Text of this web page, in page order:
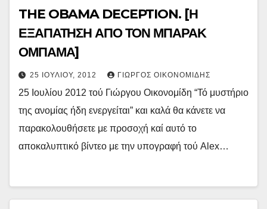
THE OBAMA DECEPTION. [Η
ΕΞΑΠΑΤΗΣΗ ΑΠΟ ΤΟΝ ΜΠΑΡΑΚ
ΟΜΠΑΜΑ]
25 ΙΟΥΛΊΟΥ, 2012 ΓΙΏΡΓΟΣ ΟΙΚΟΝΟΜΊΔΗΣ
25 Ιουλίου 2012 τού Γιώργου Οικονομίδη “Τό μυστήριο
της ανομίας ήδη ενεργείται” και καλά θα κάνετε να
παρακολουθήσετε με προσοχή καί αυτό το
αποκαλυπτικό βίντεο με την υπογραφή τού Alex…